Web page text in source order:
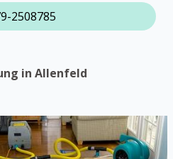
2508785
in Allenfeld